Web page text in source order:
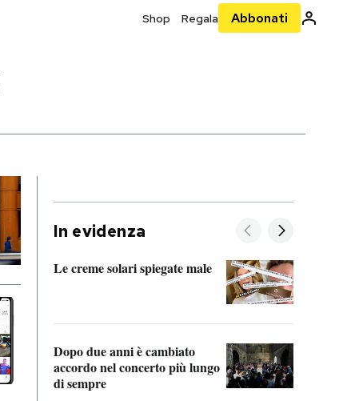
Shop Regala Abbonati
In evidenza
Le creme solari spiegate male
Dopo due anni è cambiato
accordo nel concerto più lungo
di sempre